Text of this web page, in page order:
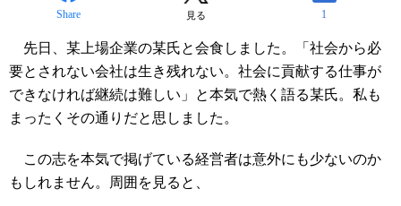
Share 見る 1
先日、某上場企業の某氏と会食しました。「社会から必
要とされない会社は生き残れない。社会に貢献する仕事が
できなければ継続は難しい」と本気で熱く語る某氏。私も
まったくその通りだと思しました。
この志を本気で掲げている経営者は意外にも少ないのか
もしれません。周囲を見ると、